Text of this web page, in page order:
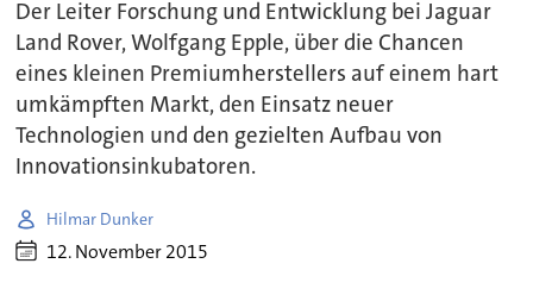
Der Leiter Forschung und Entwicklung bei Jaguar
Land Rover, Wolfgang Epple, über die Chancen
eines kleinen Premiumherstellers auf einem hart
umkämpften Markt, den Einsatz neuer
Technologien und den gezielten Aufbau von
Innovationsinkubatoren.
Hilmar Dunker
12. November 2015